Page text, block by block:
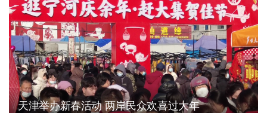
天津举办新春活动 两岸民众欢喜过大年